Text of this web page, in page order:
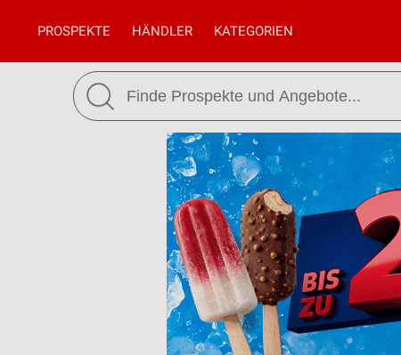
PROSPEKTE HÄNDLER KATEGORIEN